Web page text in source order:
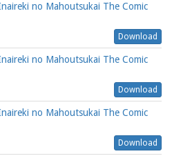
no Mahoutsukai The Comic
Download
no Mahoutsukai The Comic
Download
no Mahoutsukai The Comic
Download